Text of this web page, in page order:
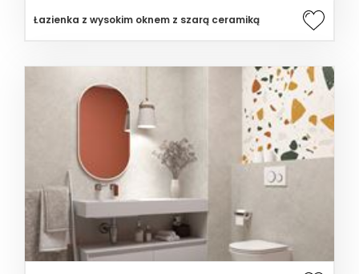
Łazienka z wysokim oknem z szarą ceramiką